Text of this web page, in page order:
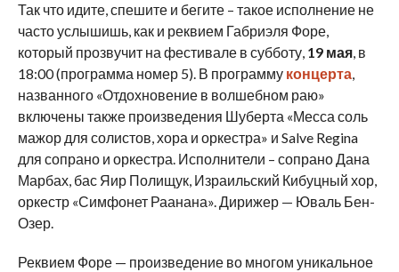
Так что идите, спешите и бегите – такое исполнение не
часто услышишь, как и реквием Габриэля Форе,
который прозвучит на фестивале в субботу, 19 мая, в
18:00 (программа номер 5). В программу концерта,
названного «Отдохновение в волшебном раю»
включены также произведения Шуберта «Месса соль
мажор для солистов, хора и оркестра» и Salve Regina
для сопрано и оркестра. Исполнители – сопрано Дана
Марбах, бас Яир Полищук, Израильский Кибуцный хор,
оркестр «Симфонет Раанана». Дирижер — Юваль Бен-
Озер.
Реквием Форе — произведение во многом уникальное